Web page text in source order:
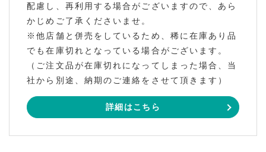
配慮し、再利用する場合がございますので、あら
かじめご了承くださいませ。
※他店舗と併売をしているため、稀に在庫あり品
でも在庫切れとなっている場合がございます。
（ご注文品が在庫切れになってしまった場合、当
社から別途、納期のご連絡をさせて頂きます）
詳細はこちら